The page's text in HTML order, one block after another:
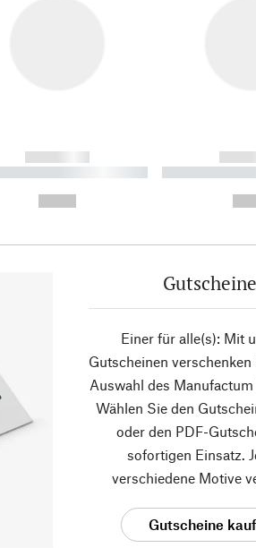
------------
----------- ----------
-----------
Gutscheine
Einer für alle(s): Mit
Gutscheinen
Auswahl des
Wählen Sie den
oder den PDF-
sofortigen Einsatz.
verschiedene Motive
Gutscheine